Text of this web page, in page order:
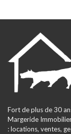
Fort de plus de 30
Margeride
: locations, ventes,